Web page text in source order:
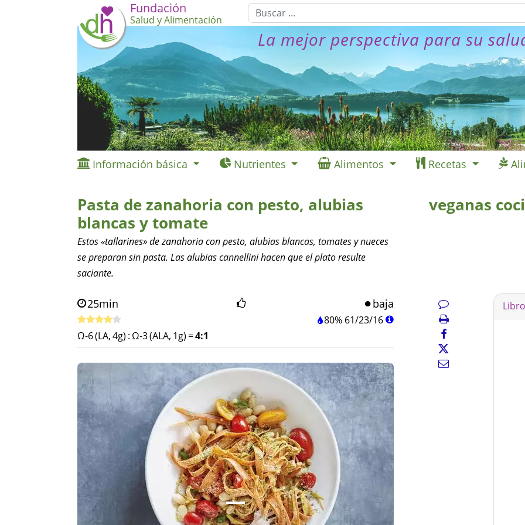
Fundación
Salud y Alimentación
La mejor perspectiva para su
Información básica Nutrientes Alimentos Recetas
Pasta de zanahoria con pesto, alubias
blancas y tomate
Estos «tallarines» de zanahoria con pesto, alubias blancas, tomates y nueces
se preparan sin pasta. Las alubias cannellini hacen que el plato resulte
saciante.
veganas
25min baja
80% 61/23/16
Ω-6 (LA, 4g) :Ω-3 (ALA, 1g) =4:1
Libro